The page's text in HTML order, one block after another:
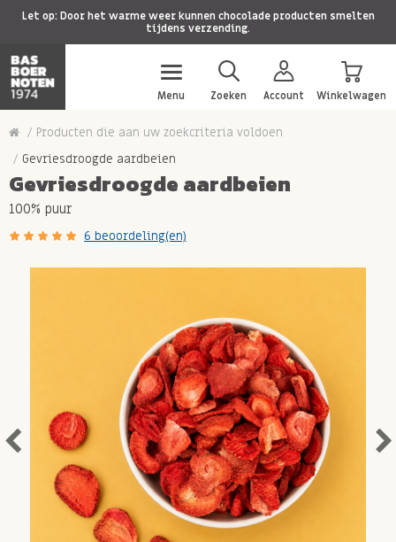
Let op: Door het warme weer kunnen chocolade producten smelten
tijdens verzending.
Menu Zoeken Account Winkelwagen
Producten die aan uw zoekcriteria voldoen
Gevriesdroogde aardbeien
Gevriesdroogde aardbeien
100% puur
6 beoordeling(en)